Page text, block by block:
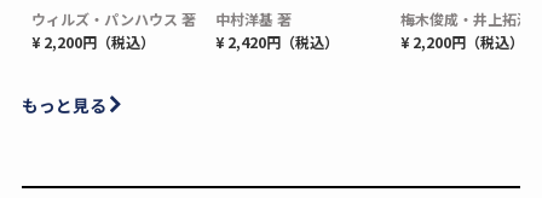
ウィルズ・パンハウス 著
¥ 2,200円（税込）
中村洋基 著
¥ 2,420円（税込）
梅木俊成・井上拓海
¥ 2,200円（税込）
もっと見る